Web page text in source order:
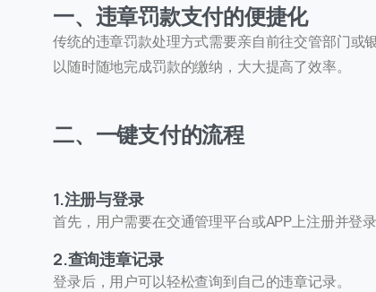
一、违章罚款支付的便捷化
传统的违章罚款处理方式需要亲自前往交管部门或
以随时随地完成罚款的缴纳，大大提高了效率。
二、一键支付的流程
1.注册与登录
首先，用户需要在交通管理平台或APP上注册并登录
2.查询违章记录
登录后，用户可以轻松查询到自己的违章记录。
我们的团队会尽快回复。
+86
+86